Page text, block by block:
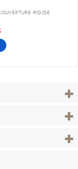
RIGIDE
View